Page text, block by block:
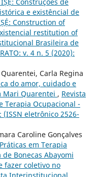
e existêncial de
Construction of
restitution of
Brasileira de
v. 4 n. 5 (2020):
Carla Regina
do amor, cuidado e
Mari Quarentei , Revista
Ocupacional -
(ISSN eletrônico 2526-
Caroline Gonçalves
Práticas em Terapia
Bonecas Abayomi
fazer coletivo no
Interinstitucional